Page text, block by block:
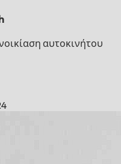
αυτοκινήτου